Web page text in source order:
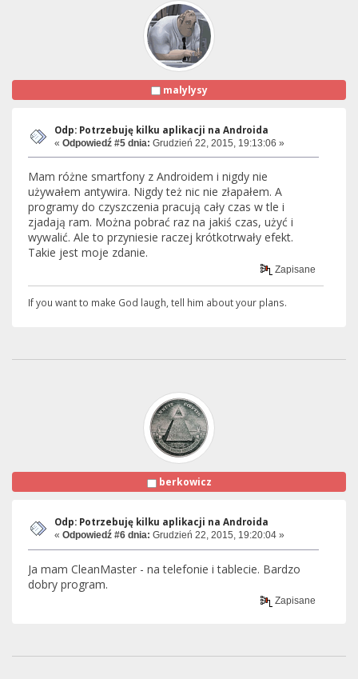
malylysy
Odp: Potrzebuję kilku aplikacji na Androida
« Odpowiedź #5 dnia: Grudzień 22, 2015, 19:13:06 »
Mam różne smartfony z Androidem i nigdy nie
używałem antywira. Nigdy też nic nie złapałem. A
programy do czyszczenia pracują cały czas w tle i
zjadają ram. Można pobrać raz na jakiś czas, użyć i
wywalić. Ale to przyniesie raczej krótkotrwały efekt.
Takie jest moje zdanie.
Zapisane
If you want to ma­ke God laugh, tell him about your plans.
berkowicz
Odp: Potrzebuję kilku aplikacji na Androida
« Odpowiedź #6 dnia: Grudzień 22, 2015, 19:20:04 »
Ja mam CleanMaster - na telefonie i tablecie. Bardzo
dobry program.
Zapisane